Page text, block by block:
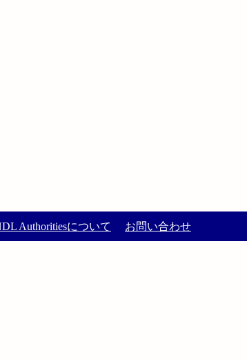
Authoritiesについて お問い合わせ